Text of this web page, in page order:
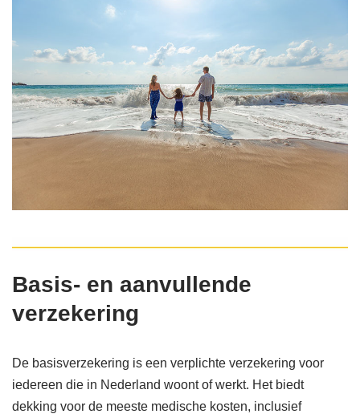
Basis- en aanvullende
verzekering
De basisverzekering is een verplichte verzekering voor
iedereen die in Nederland woont of werkt. Het biedt
dekking voor de meeste medische kosten, inclusief